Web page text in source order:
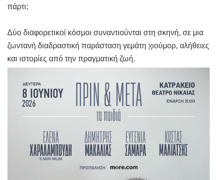
πάρτι;
Δύο διαφορετικοί κόσμοι συναντιούνται στη σκηνή, σε μια
ζωντανή διαδραστική παράσταση γεμάτη χιούμορ, αλήθειες
και ιστορίες από την πραγματική ζωή.